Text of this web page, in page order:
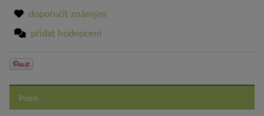
doporučit známým
přidat hodnocení
Popis